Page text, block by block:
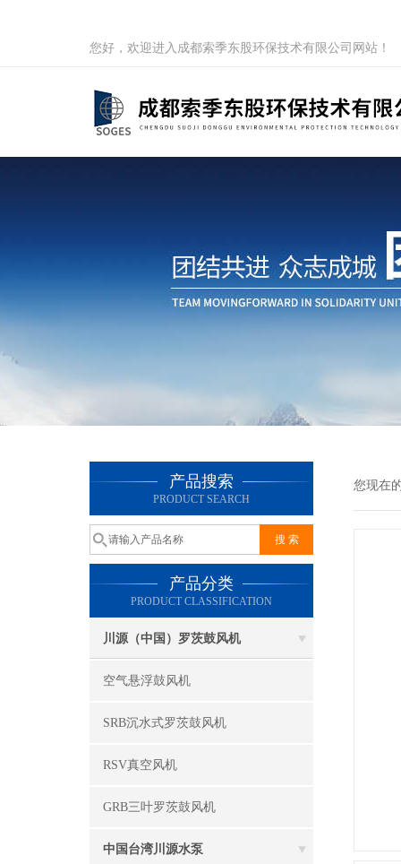
您好，欢迎进入成都索季东股环保技术有限公司网站！
产品搜索
PRODUCT SEARCH
产品分类
PRODUCT CLASSIFICATION
川源（中国）罗茨鼓风机
空气悬浮鼓风机
SRB沉水式罗茨鼓风机
RSV真空风机
GRB三叶罗茨鼓风机
中国台湾川源水泵
您现在